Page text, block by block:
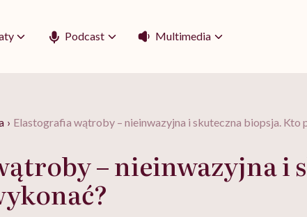
Podcast Multimedia
› Elastografia wątroby – nieinwazyjna i skuteczna biopsja. Kto
– nieinwazyjna i